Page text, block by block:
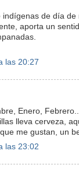
indígenas de día
aporta un
las 20:27
Enero,
lleva cerveza,
me gustan, un
las 23:02